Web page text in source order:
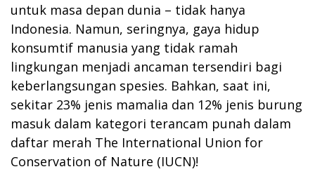
untuk masa depan dunia – tidak hanya
Indonesia. Namun, seringnya, gaya hidup
konsumtif manusia yang tidak ramah
lingkungan menjadi ancaman tersendiri bagi
keberlangsungan spesies. Bahkan, saat ini,
sekitar 23% jenis mamalia dan 12% jenis burung
masuk dalam kategori terancam punah dalam
daftar merah The International Union for
Conservation of Nature (IUCN)!